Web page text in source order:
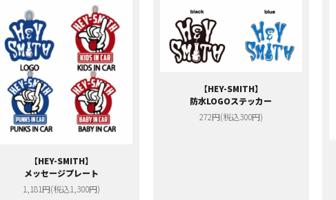
【HEY-SMITH】
メッセージプレート
1,181円(税込1,300円)
【HEY-SMITH】
防水LOGOステッカー
272円(税込300円)